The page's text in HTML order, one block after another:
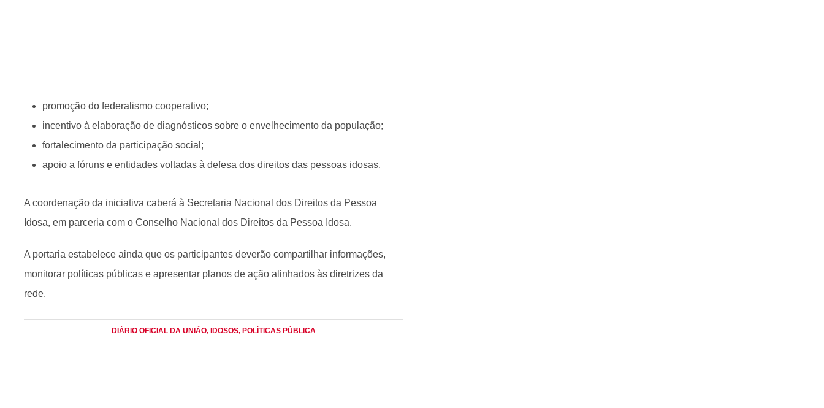
promoção do federalismo cooperativo;
incentivo à elaboração de diagnósticos sobre o envelhecimento da população;
fortalecimento da participação social;
apoio a fóruns e entidades voltadas à defesa dos direitos das pessoas idosas.
A coordenação da iniciativa caberá à Secretaria Nacional dos Direitos da Pessoa
Idosa, em parceria com o Conselho Nacional dos Direitos da Pessoa Idosa.
A portaria estabelece ainda que os participantes deverão compartilhar informações,
monitorar políticas públicas e apresentar planos de ação alinhados às diretrizes da
rede.
DIÁRIO OFICIAL DA UNIÃO, IDOSOS, POLÍTICAS PÚBLICA